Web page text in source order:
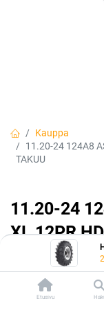
Etusivu
Kauppa
11.20-24 124A8
TAKUU
11.20-24
XL 12PR
8904365504772
295,00